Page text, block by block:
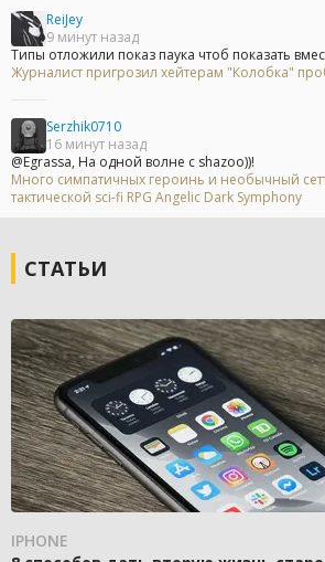
ReiJey
9 минут назад
Типы отложили показ паука чтоб показать
Журналист пригрозил хейтерам "Колобка"
Serzhik0710
16 минут назад
@Egrassa, На одной волне с shazoo))!
Много симпатичных героинь и необычный
тактической sci-fi RPG Angelic Dark Symphony
СТАТЬИ
IPHONE